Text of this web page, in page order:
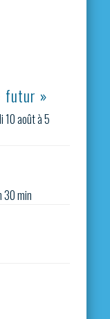
futur »
10 août à 5
30 min